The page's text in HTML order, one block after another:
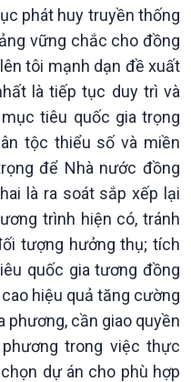
Thế giới
Tin thế giới
Vấn đề quốc tế
Hồ sơ sự kiện quốc tế
Thế giới & Việt Nam
Biên cương - Một dải vững
bền
phát huy truyền thống
vững chắc cho đồng
tôi mạnh dạn đề xuất
là tiếp tục duy trì và
tiêu quốc gia trọng
tộc thiểu số và miền
để Nhà nước đồng
là ra soát sắp xếp lại
trình hiện có, tránh
tượng hưởng thụ; tích
quốc gia tương đồng
hiệu quả tăng cường
phương, cần giao quyền
trong việc thực
dự án cho phù hợp